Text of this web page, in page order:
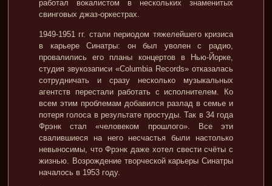
работал вокалистом в нескольких знаменитых
свинговых джаз-оркестрах.
1949-1951 гг. стали периодом тяжелейшего кризиса
в карьере Синатры: он был уволен с радио,
провалились его планы концертов в Нью-Йорке,
студия звукозаписи «Columbia Records» отказалась
сотрудничать и сразу несколько музыкальных
агентств перестали работать с исполнителем. Ко
всем этим проблемам добавился разлад в семье и
потеря голоса в результате простуды. Так в 34 года
Фрэнк стал «человеком прошлого». Все эти
свалившиеся на него несчастья были настолько
невыносимы, что Фрэнк даже хотел свести счёты с
жизнью. Возрождение творческой карьеры Синатры
началось в 1953 году.